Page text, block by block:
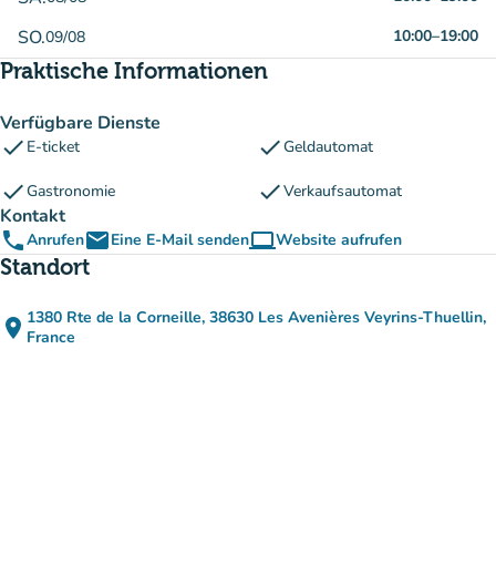
SO.09/08 10:00–19:00
Praktische Informationen
Verfügbare Dienste
check E-ticket checkGeldautomat
checkGastronomie checkVerkaufsautomat
Kontakt
phoneAnrufenemailEine E-Mail sendencomputerWebsite aufrufen
(new tab)
Standort
place 1380 Rte de la Corneille, 38630 Les Avenières Veyrins-Thuellin,
France